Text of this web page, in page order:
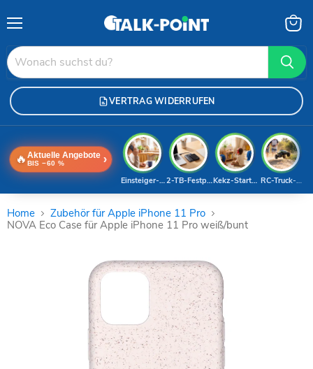
VERTRAG WIDERRUFEN
🔥 Aktuelle Angebote
BIS −60 % ›
RC-Truck-Deal
Kekz-Starterset
2-TB-Festplatte
Einsteiger-Handy
Home
Zubehör für Apple iPhone 11 Pro
NOVA Eco Case für Apple iPhone 11 Pro weiß/bunt